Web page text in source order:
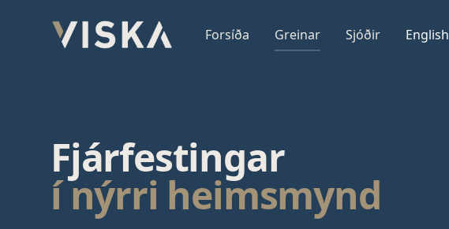
Viska Sjóðir Forsíða Greinar Sjóðir English
Fjárfestingar
í nýrri heimsmynd